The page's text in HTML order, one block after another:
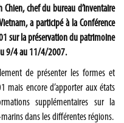
chef du bureau d’inventaire
a participé à la Conférence
sur la préservation du patrimoine
9/4 au 11/4/2007.
de présenter les formes et
mais encore d’apporter aux états
supplémentaires sur la
dans les différentes régions.